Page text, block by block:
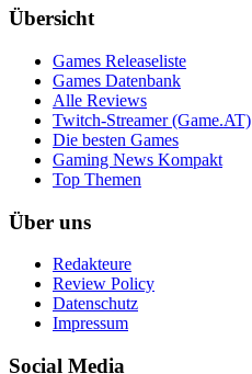
Übersicht
Games Releaseliste
Games Datenbank
Alle Reviews
Twitch-Streamer (Game.AT)
Die besten Games
Gaming News Kompakt
Top Themen
Über uns
Redakteure
Review Policy
Datenschutz
Impressum
Social Media